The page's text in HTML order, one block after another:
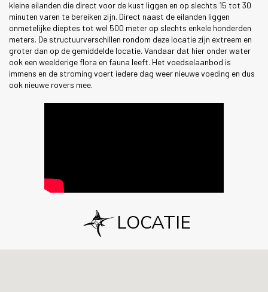
kleine eilanden die direct voor de kust liggen en op slechts 15 tot 30
minuten varen te bereiken zijn. Direct naast de eilanden liggen
onmetelijke dieptes tot wel 500 meter op slechts enkele honderden
meters. De structuurverschillen rondom deze locatie zijn extreem en
groter dan op de gemiddelde locatie. Vandaar dat hier onder water
ook een weelderige flora en fauna leeft. Het voedselaanbod is
immens en de stroming voert iedere dag weer nieuwe voeding en dus
ook nieuwe rovers mee.
LOCATIE